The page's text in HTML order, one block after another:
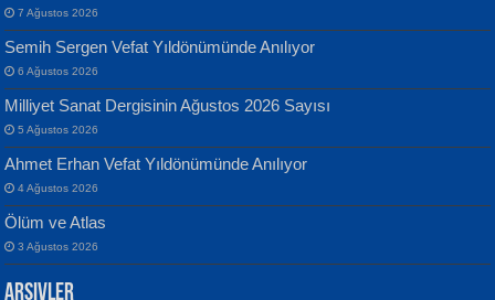
EKREM KARABABA
İsmail Aydos
İnkisar...
7 Ağustos 2026
Semih Sergen Vefat Yıldönümünde Anılıyor
6 Ağustos 2026
Milliyet Sanat Dergisinin Ağustos 2026 Sayısı
5 Ağustos 2026
Ahmet Erhan Vefat Yıldönümünde Anılıyor
4 Ağustos 2026
Ölüm ve Atlas
3 Ağustos 2026
Arşivler